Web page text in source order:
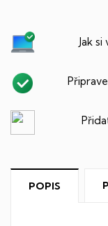
Jak
POPIS